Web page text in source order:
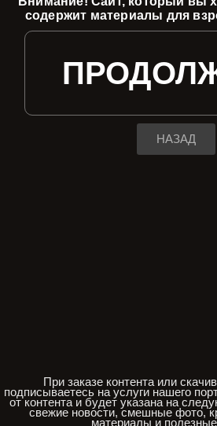
содержит материалы для
НАЗАД
При заказе контента или
подписываетесь на услуги нашего
от контента и будет указана на
свежие новости, смешные фото,
материалы и